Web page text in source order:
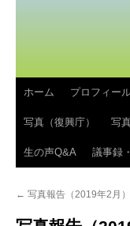
コ
ン
テ
ホーム プロフィー
写真（復興庁） 写
生の声Q&A 議事録
← 写真報告（2019年2月）